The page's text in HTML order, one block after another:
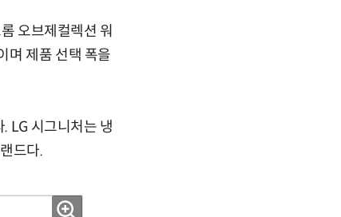
오브제컬렉션 워
며 제품 선택 폭을
LG 시그니처는 냉
드다.